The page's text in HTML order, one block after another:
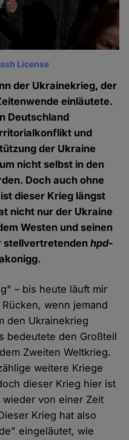
License
der Ukrainekrieg, der
einläutete.
Deutschland
und
der Ukraine
nicht selbst in den
Doch auch ohne
dieser Krieg längst
nicht nur der Ukraine
Westen und seinen
stellvertretendenhpd-
– bis heute läuft mir
wenn jemand
den Ukrainekrieg
bedeutete den Großteil
Zweiten Weltkrieg.
weitere Kriege
dieser Krieg hier ist
von einer Zeit
Krieg hat also
eingeläutet, wie